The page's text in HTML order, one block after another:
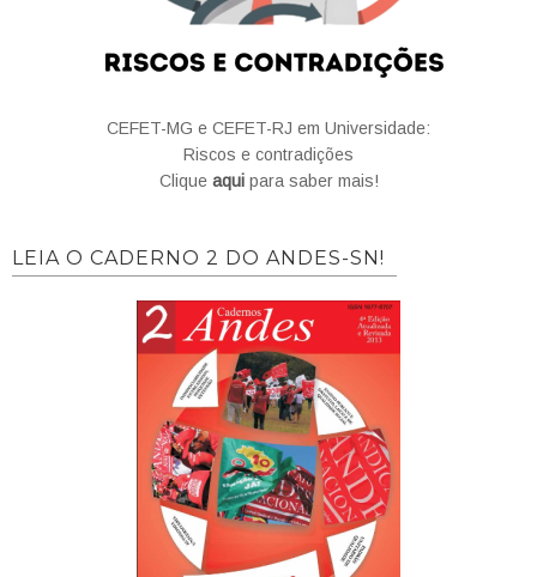
CEFET-MG e CEFET-RJ em Universidade:
Riscos e contradições
Clique aquipara saber mais!
LEIA O CADERNO 2 DO ANDES-SN!